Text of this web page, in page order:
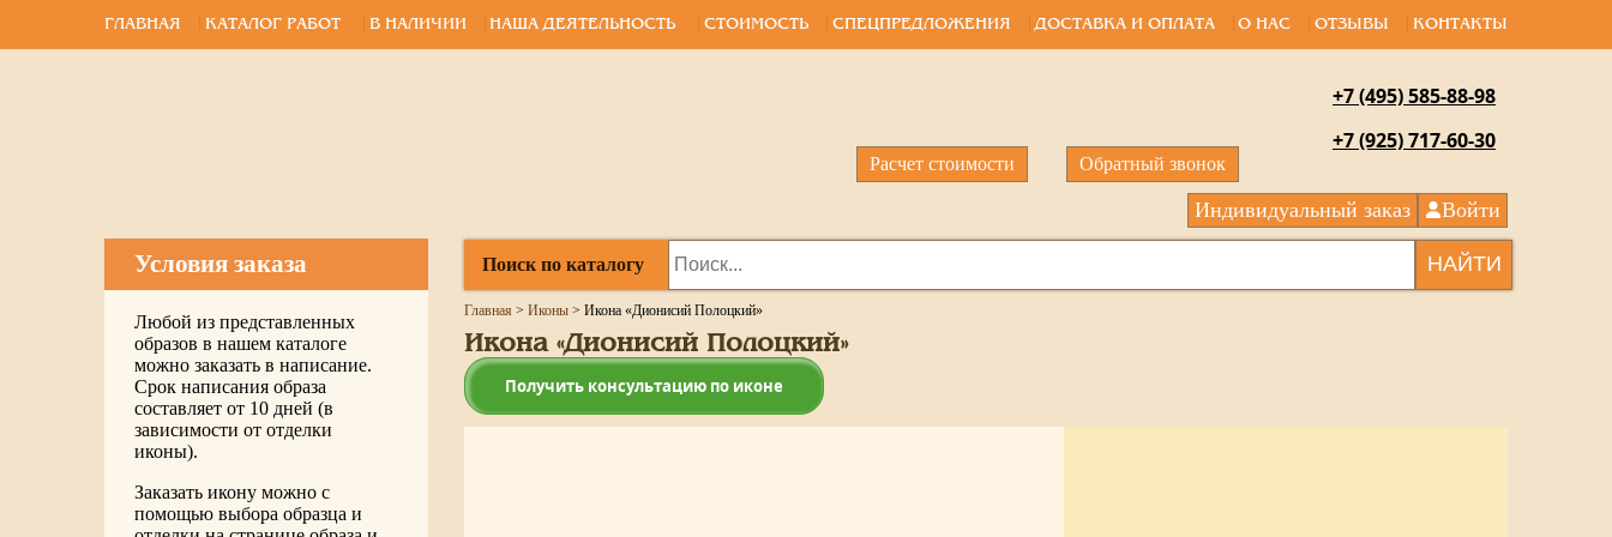
ГЛАВНАЯ КАТАЛОГ РАБОТ В НАЛИЧИИ НАША ДЕЯТЕЛЬНОСТЬ СТОИМОСТЬ СПЕЦПРЕДЛОЖЕНИЯ ДОСТАВКА И ОПЛАТА О НАС ОТЗЫВЫ КОНТАКТЫ
+7 (495) 585-88-98
+7 (925) 717-60-30
Индивидуальный заказ Войти
Расчет стоимости Обратный звонок
Условия заказа
Любой из представленных
образов в нашем каталоге
можно заказать в написание.
Срок написания образа
составляет от 10 дней (в
зависимости от отделки
иконы).
Заказать икону можно с
помощью выбора образца и
Поиск по каталогу НАЙТИ
Главная > Иконы > Икона «Дионисий Полоцкий»
Икона «Дионисий Полоцкий»
Получить консультацию по иконе